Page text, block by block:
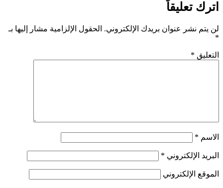
اترك تعليقاً
لن يتم نشر عنوان بريدك الإلكتروني. الحقول الإلزامية مشار إليها بـ
*
التعليق *
الاسم *
البريد الإلكتروني *
الموقع الإلكتروني